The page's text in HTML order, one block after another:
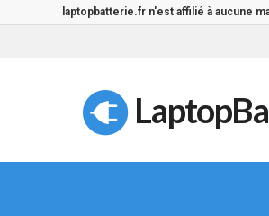
laptopbatterie.fr n'est affilié à aucune